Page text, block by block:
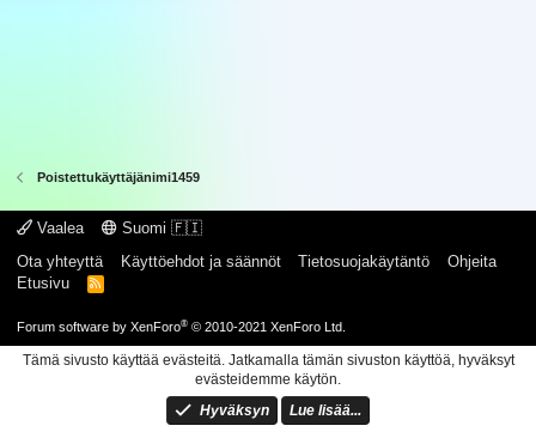
Poistettukäyttäjänimi1459
Vaalea
Suomi 🇫🇮
Ota yhteyttä
Käyttöehdot ja säännöt Tietosuojakäytäntö
Ohjeita
Etusivu
R
Forum software by XenForo® © 2010-2021 XenForo Ltd.
Tämä sivusto käyttää evästeitä. Jatkamalla tämän sivuston käyttöä, hyväksyt
evästeidemme käytön.
Hyväksyn
Lue lisää...